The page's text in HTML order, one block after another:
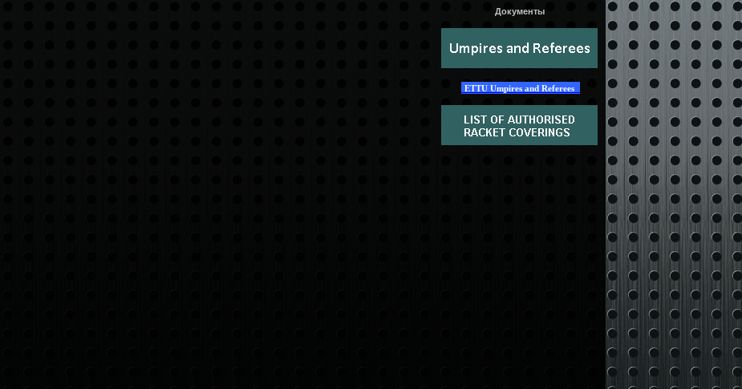
Документы
ETTU Umpires and Referees